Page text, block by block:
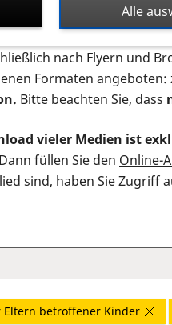
Seite finden Sie
nach Flyern und
Formaten angeboten:
Bitte beachten Sie, dass
vieler Medien ist
füllen Sie den Online-
sind, haben Sie Zugriff
Eltern betroffener Kinder
Alle